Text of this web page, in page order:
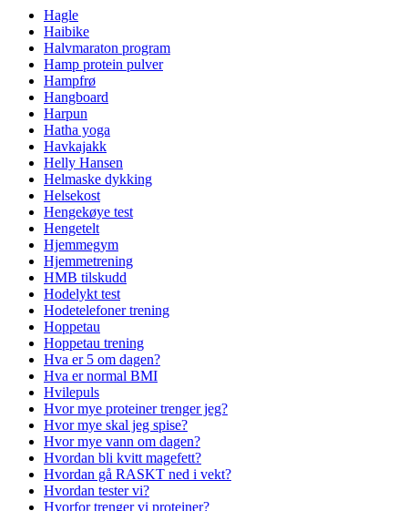
Hagle
Haibike
Halvmaraton program
Hamp protein pulver
Hampfrø
Hangboard
Harpun
Hatha yoga
Havkajakk
Helly Hansen
Helmaske dykking
Helsekost
Hengekøye test
Hengetelt
Hjemmegym
Hjemmetrening
HMB tilskudd
Hodelykt test
Hodetelefoner trening
Hoppetau
Hoppetau trening
Hva er 5 om dagen?
Hva er normal BMI
Hvilepuls
Hvor mye proteiner trenger jeg?
Hvor mye skal jeg spise?
Hvor mye vann om dagen?
Hvordan bli kvitt magefett?
Hvordan gå RASKT ned i vekt?
Hvordan tester vi?
Hvorfor trenger vi proteiner?